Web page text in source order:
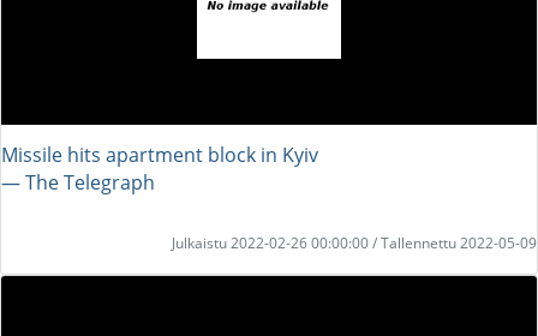
Missile hits apartment block in Kyiv
― The Telegraph
Julkaistu 2022-02-26 00:00:00 / Tallennettu 2022-05-09